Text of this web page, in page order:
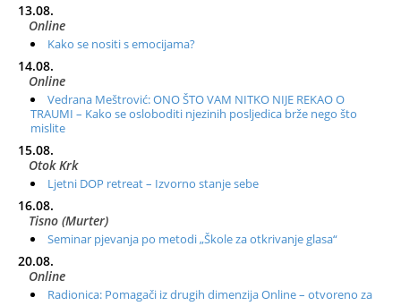
13.08.
Online
Kako se nositi s emocijama?
14.08.
Online
Vedrana Meštrović: ONO ŠTO VAM NITKO NIJE REKAO O
TRAUMI – Kako se osloboditi njezinih posljedica brže nego što
mislite
15.08.
Otok Krk
Ljetni DOP retreat – Izvorno stanje sebe
16.08.
Tisno (Murter)
Seminar pjevanja po metodi „Škole za otkrivanje glasa“
20.08.
Online
Radionica: Pomagači iz drugih dimenzija Online – otvoreno za